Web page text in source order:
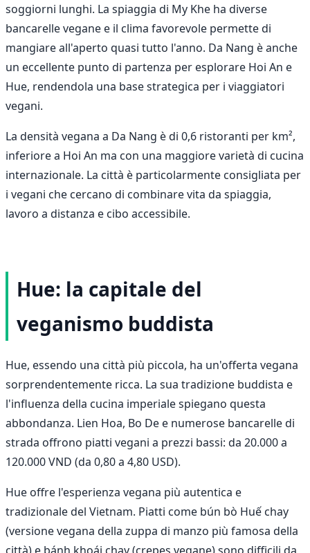
soggiorni lunghi. La spiaggia di My Khe ha diverse
bancarelle vegane e il clima favorevole permette di
mangiare all'aperto quasi tutto l'anno. Da Nang è anche
un eccellente punto di partenza per esplorare Hoi An e
Hue, rendendola una base strategica per i viaggiatori
vegani.
La densità vegana a Da Nang è di 0,6 ristoranti per km²,
inferiore a Hoi An ma con una maggiore varietà di cucina
internazionale. La città è particolarmente consigliata per
i vegani che cercano di combinare vita da spiaggia,
lavoro a distanza e cibo accessibile.
Hue: la capitale del
veganismo buddista
Hue, essendo una città più piccola, ha un'offerta vegana
sorprendentemente ricca. La sua tradizione buddista e
l'influenza della cucina imperiale spiegano questa
abbondanza. Lien Hoa, Bo De e numerose bancarelle di
strada offrono piatti vegani a prezzi bassi: da 20.000 a
120.000 VND (da 0,80 a 4,80 USD).
Hue offre l'esperienza vegana più autentica e
tradizionale del Vietnam. Piatti come bún bò Huế chay
(versione vegana della zuppa di manzo più famosa della